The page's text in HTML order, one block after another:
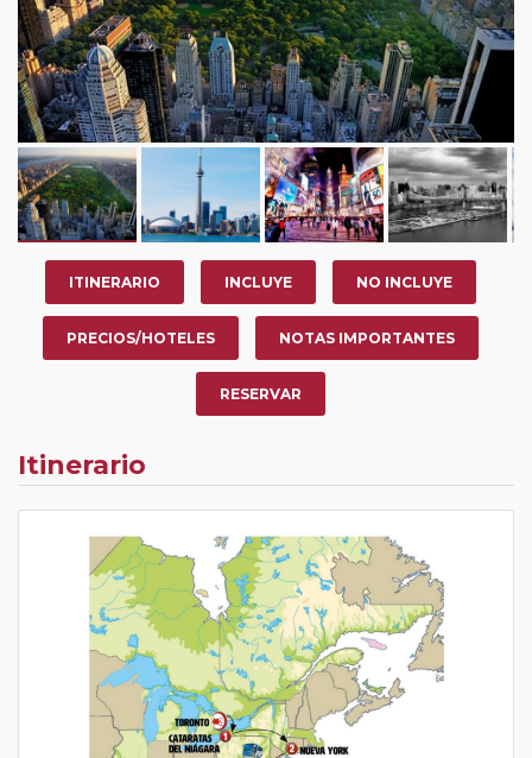
descuento del 5%.
ITINERARIO INCLUYE NO INCLUYE
PRECIOS/HOTELES NOTAS IMPORTANTES
RESERVAR
Itinerario